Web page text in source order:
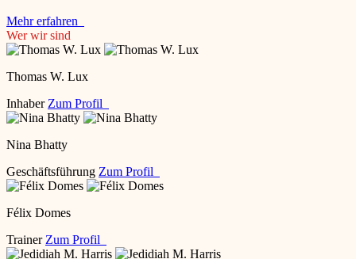
Mehr erfahren
Wer wir sind
Thomas W. Lux
Inhaber Zum Profil
Nina Bhatty
Geschäftsführung Zum Profil
Félix Domes
Trainer Zum Profil